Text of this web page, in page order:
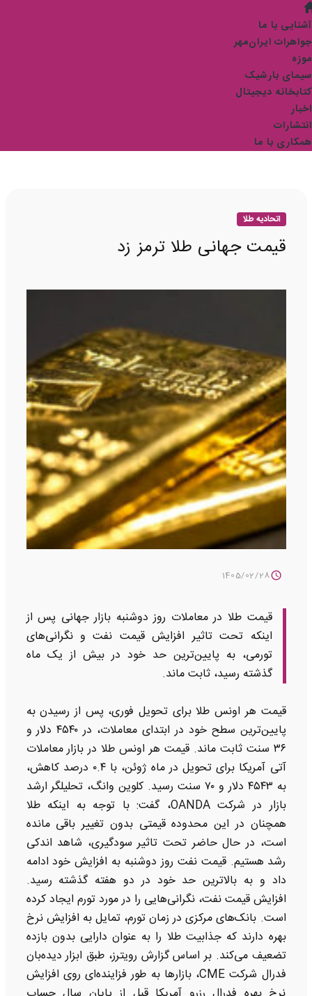
آشنایی با ما
جواهرات ایران‌مهر
موزه
سیمای بارشیک
کتابخانه دیجیتال
اخبار
انتشارات
همکاری با ما
اتحادیه طلا
قیمت جهانی طلا ترمز زد
1405/02/28
قیمت طلا در معاملات روز دوشنبه بازار جهانی پس از
اینکه تحت تاثیر افزایش قیمت نفت و نگرانی‌های
تورمی، به پایین‌ترین حد خود در بیش از یک ماه
گذشته رسید، ثابت ماند.
قیمت هر اونس طلا برای تحویل فوری، پس از رسیدن به
پایین‌ترین سطح خود در ابتدای معاملات، در ۴۵۴۰ دلار و
۳۶ سنت ثابت ماند. قیمت هر اونس طلا در بازار معاملات
آتی آمریکا برای تحویل در ماه ژوئن، با ۰.۴ درصد کاهش،
به ۴۵۴۳ دلار و ۷۰ سنت رسید. کلوین وانگ، تحلیلگر ارشد
بازار در شرکت OANDA، گفت: با توجه به اینکه طلا
همچنان در این محدوده قیمتی بدون تغییر باقی مانده
است، در حال حاضر تحت تاثیر سودگیری، شاهد اندکی
رشد هستیم. قیمت نفت روز دوشنبه به افزایش خود ادامه
داد و به بالاترین حد خود در دو هفته گذشته رسید.
افزایش قیمت نفت، نگرانی‌هایی را در مورد تورم ایجاد کرده
است. بانک‌های مرکزی در زمان تورم، تمایل به افزایش نرخ
بهره دارند که جذابیت طلا را به عنوان دارایی بدون بازده
تضعیف می‌کند. بر اساس گزارش رویترز، طبق ابزار دیده‌بان
فدرال شرکت CME، بازارها به طور فزاینده‌ای روی افزایش